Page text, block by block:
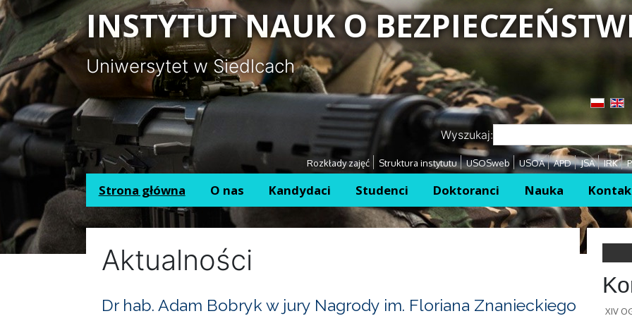
Panel zarządzania plikami cookies
INSTYTUT NAUK O
Uniwersytet w Siedlcach
Przejdź
Przejdź
Wyszukaj:
Rozkłady zajęć Struktura instytutu USOSweb USOA APD JSA IRK
Strona główna O nas Kandydaci Studenci Doktoranci Nauka
Aktualności
Dr hab. Adam Bobryk w jury Nagrody im. Floriana Znanieckiego XIV